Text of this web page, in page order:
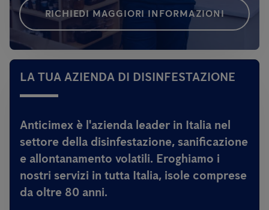
RICHIEDI MAGGIORI INFORMAZIONI
LA TUA AZIENDA DI DISINFESTAZIONE
Anticimex è l'azienda leader in Italia nel
settore della disinfestazione, sanificazione
e allontanamento volatili. Eroghiamo i
nostri servizi in tutta Italia, isole comprese
da oltre 80 anni.